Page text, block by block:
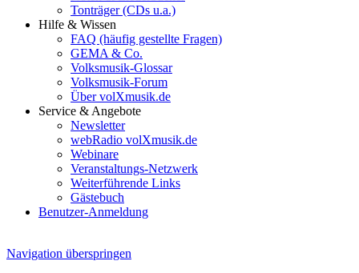
Tonträger (CDs u.a.)
Hilfe & Wissen
FAQ (häufig gestellte Fragen)
GEMA & Co.
Volksmusik-Glossar
Volksmusik-Forum
Über volXmusik.de
Service & Angebote
Newsletter
webRadio volXmusik.de
Webinare
Veranstaltungs-Netzwerk
Weiterführende Links
Gästebuch
Benutzer-Anmeldung
Navigation überspringen